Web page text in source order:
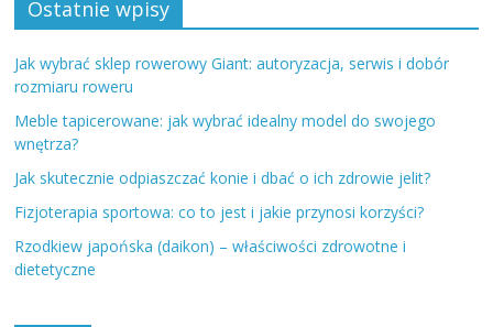
Ostatnie wpisy
Jak wybrać sklep rowerowy Giant: autoryzacja, serwis i dobór
rozmiaru roweru
Meble tapicerowane: jak wybrać idealny model do swojego
wnętrza?
Jak skutecznie odpiaszczać konie i dbać o ich zdrowie jelit?
Fizjoterapia sportowa: co to jest i jakie przynosi korzyści?
Rzodkiew japońska (daikon) – właściwości zdrowotne i
dietetyczne